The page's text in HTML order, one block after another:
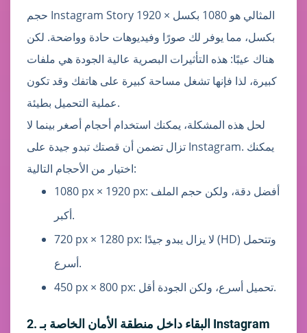
حجم Instagram Story المثالي هو 1080 بكسل × 1920
بكسل، مما يوفر لك صورًا وفيديوهات حادة وواضحة. لكن
هناك عيبًا: هذه التأثيرات البصرية عالية الجودة هي ملفات
كبيرة، لذا فإنها تشغل مساحة كبيرة على هاتفك وقد تكون
عملية التحميل بطيئة.
لحل هذه المشكلة، يمكنك استخدام أحجام أصغر بينما لا
تزال تضمن أن قصتك تبدو جيدة على Instagram. يمكنك
اختيار من الأحجام التالية:
1080 px × 1920 px: أفضل دقة، ولكن حجم الملف
أكبر.
720 px × 1280 px: لا يزال يبدو جيدًا (HD) وتتحمل
أسرع.
450 px × 800 px: تحميل أسرع، ولكن الجودة أقل.
2. البقاء داخل منطقة الأمان الخاصة بـ Instagram